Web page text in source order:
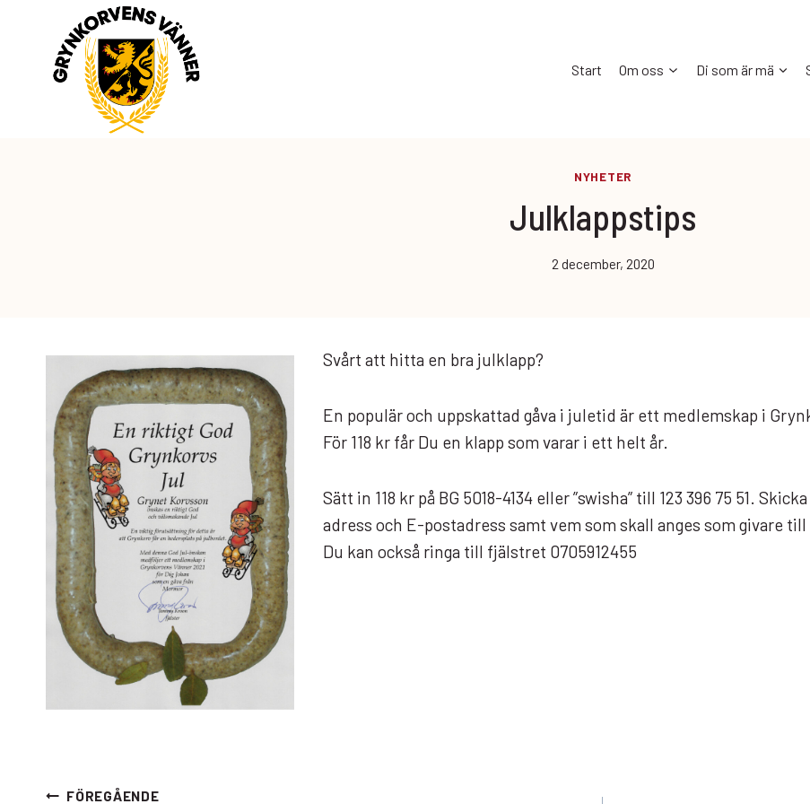
content
Start Om oss Di som är mä
NYHETER
Julklappstips
2 december, 2020
Svårt att hitta en bra julklapp?
En populär och uppskattad gåva i juletid är ett medlemskap i
För 118 kr får Du en klapp som varar i ett helt år.
Sätt in 118 kr på BG 5018-4134 eller ”swisha” till 123 396 75 51.
adress och E-postadress samt vem som skall anges som givare
Du kan också ringa till fjälstret 0705912455
FÖREGÅENDE